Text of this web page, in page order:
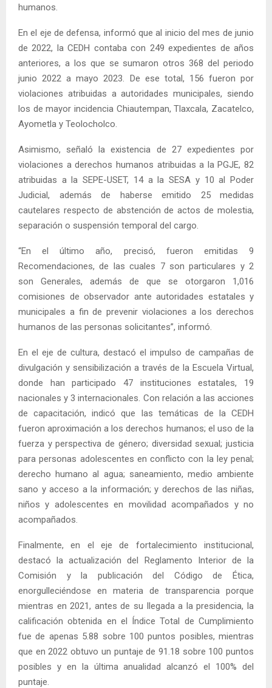
humanos.
En el eje de defensa, informó que al inicio del mes de junio
de 2022, la CEDH contaba con 249 expedientes de años
anteriores, a los que se sumaron otros 368 del periodo
junio 2022 a mayo 2023. De ese total, 156 fueron por
violaciones atribuidas a autoridades municipales, siendo
los de mayor incidencia Chiautempan, Tlaxcala, Zacatelco,
Ayometla y Teolocholco.
Asimismo, señaló la existencia de 27 expedientes por
violaciones a derechos humanos atribuidas a la PGJE, 82
atribuidas a la SEPE-USET, 14 a la SESA y 10 al Poder
Judicial, además de haberse emitido 25 medidas
cautelares respecto de abstención de actos de molestia,
separación o suspensión temporal del cargo.
“En el último año, precisó, fueron emitidas 9
Recomendaciones, de las cuales 7 son particulares y 2
son Generales, además de que se otorgaron 1,016
comisiones de observador ante autoridades estatales y
municipales a fin de prevenir violaciones a los derechos
humanos de las personas solicitantes”, informó.
En el eje de cultura, destacó el impulso de campañas de
divulgación y sensibilización a través de la Escuela Virtual,
donde han participado 47 instituciones estatales, 19
nacionales y 3 internacionales. Con relación a las acciones
de capacitación, indicó que las temáticas de la CEDH
fueron aproximación a los derechos humanos; el uso de la
fuerza y perspectiva de género; diversidad sexual; justicia
para personas adolescentes en conflicto con la ley penal;
derecho humano al agua; saneamiento, medio ambiente
sano y acceso a la información; y derechos de las niñas,
niños y adolescentes en movilidad acompañados y no
acompañados.
Finalmente, en el eje de fortalecimiento institucional,
destacó la actualización del Reglamento Interior de la
Comisión y la publicación del Código de Ética,
enorgulleciéndose en materia de transparencia porque
mientras en 2021, antes de su llegada a la presidencia, la
calificación obtenida en el Índice Total de Cumplimiento
fue de apenas 5.88 sobre 100 puntos posibles, mientras
que en 2022 obtuvo un puntaje de 91.18 sobre 100 puntos
posibles y en la última anualidad alcanzó el 100% del
puntaje.